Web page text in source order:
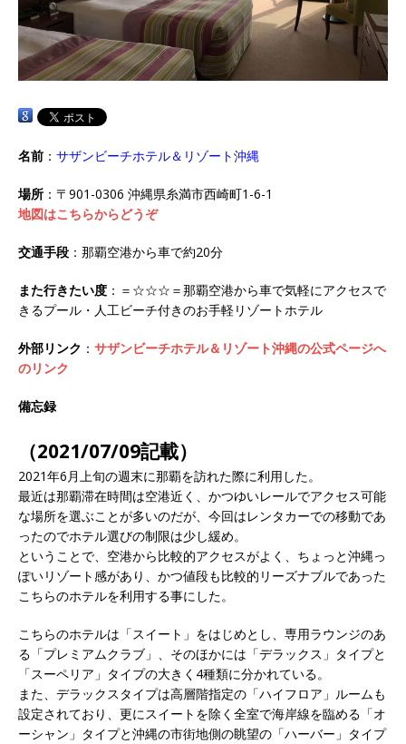
名前 ： サザンビーチホテル＆リゾート沖縄
場所 ：〒901-0306 沖縄県糸満市西崎町1-6-1
地図はこちらからどうぞ
交通手段 ：那覇空港から車で約20分
また行きたい度 ：＝☆☆☆＝那覇空港から車で気軽にアクセスで
きるプール・人工ビーチ付きのお手軽リゾートホテル
外部リンク ： サザンビーチホテル＆リゾート沖縄の公式ページへ
のリンク
備忘録
（2021/07/09記載）
2021年6月上旬の週末に那覇を訪れた際に利用した。
最近は那覇滞在時間は空港近く、かつゆいレールでアクセス可能
な場所を選ぶことが多いのだが、今回はレンタカーでの移動であ
ったのでホテル選びの制限は少し緩め。
ということで、空港から比較的アクセスがよく、ちょっと沖縄っ
ぽいリゾート感があり、かつ値段も比較的リーズナブルであった
こちらのホテルを利用する事にした。
こちらのホテルは「スイート」をはじめとし、専用ラウンジのあ
る「プレミアムクラブ」、そのほかには「デラックス」タイプと
「スーペリア」タイプの大きく4種類に分かれている。
また、デラックスタイプは高層階指定の「ハイフロア」ルームも
設定されており、更にスイートを除く全室で海岸線を臨める「オ
ーシャン」タイプと沖縄の市街地側の眺望の「ハーバー」タイプ